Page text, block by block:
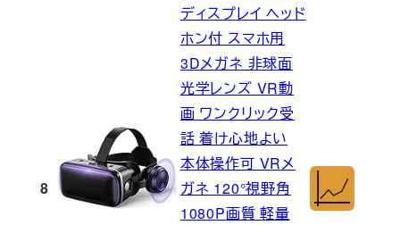
8
ディスプレイ ヘッド
ホン付 スマホ用
3Dメガネ 非球面
光学レンズ VR動
画 ワンクリック受
話 着け心地よい
本体操作可 VRメ
ガネ 120°視野角
1080P画質 軽量